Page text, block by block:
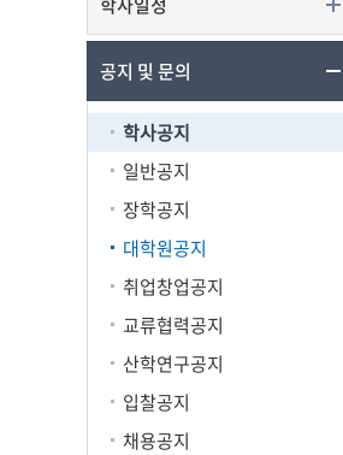
공지 및 문의
학사공지
일반공지
장학공지
대학원공지
취업창업공지
교류협력공지
산학연구공지
입찰공지
채용공지